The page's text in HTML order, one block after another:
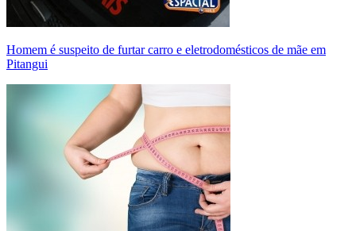
Homem é suspeito de furtar carro e eletrodomésticos de mãe em
Pitangui